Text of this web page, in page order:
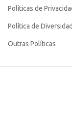
Políticas de
Política de
Outras Políticas